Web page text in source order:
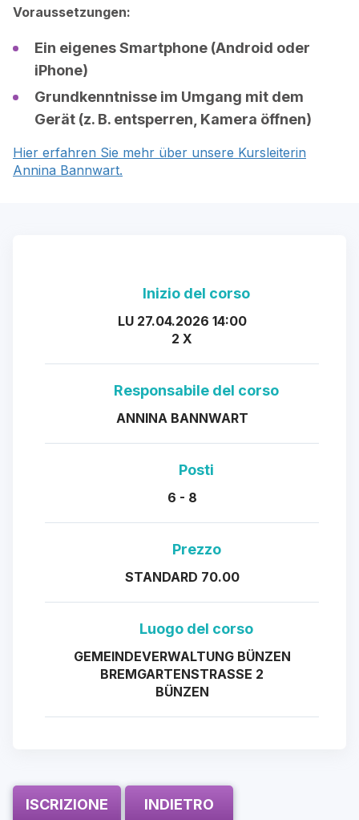
Voraussetzungen:
Ein eigenes Smartphone (Android oder
iPhone)
Grundkenntnisse im Umgang mit dem
Gerät (z. B. entsperren, Kamera öffnen)
Hier erfahren Sie mehr über unsere Kursleiterin
Annina Bannwart.
Inizio del corso
LU 27.04.2026 14:00
2 X
Responsabile del corso
ANNINA BANNWART
Posti
6 - 8
Prezzo
STANDARD 70.00
Luogo del corso
GEMEINDEVERWALTUNG BÜNZEN
BREMGARTENSTRASSE 2
BÜNZEN
ISCRIZIONE INDIETRO